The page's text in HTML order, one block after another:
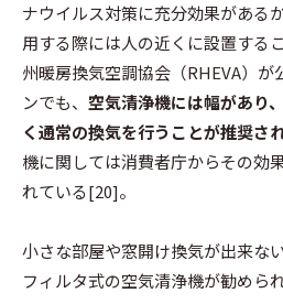
ナウイルス対策に充分効果がある
用する際には人の近くに設置する
州暖房換気空調協会（RHEVA）が
ンでも、 空気清浄機には幅があり
く通常の換気を行うことが推奨さ
機に関しては消費者庁からその効
れている[20]。
小さな部屋や窓開け換気が出来な
フィルタ式の空気清浄機が勧められ